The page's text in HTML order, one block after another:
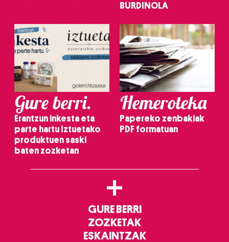
BURDINOLA
Gure berri.
Erantzun inkesta eta
parte hartu Iztuetako
produktuen saski
baten zozketan
Hemeroteka
Papereko zenbakiak
PDF formatuan
+
GURE BERRI
ZOZKETAK
ESKAINTZAK